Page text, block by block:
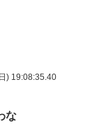
) 19:08:35.40
な